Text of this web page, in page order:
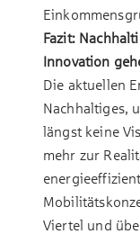
Fazit:
Innovation
Die aktuellen
Nachhaltiges,
längst keine
mehr zur
Viertel und